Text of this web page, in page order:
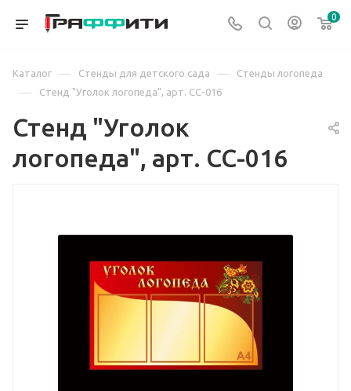
0
Каталог — Стенды для детского сада — Стенды логопеда
— Стенд "Уголок логопеда", арт. СС-016
Стенд "Уголок
логопеда", арт. СС-016